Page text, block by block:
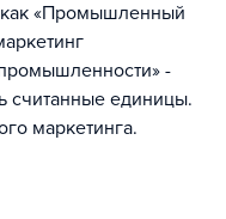
как «Промышленный
-
считанные единицы.
маркетинга.